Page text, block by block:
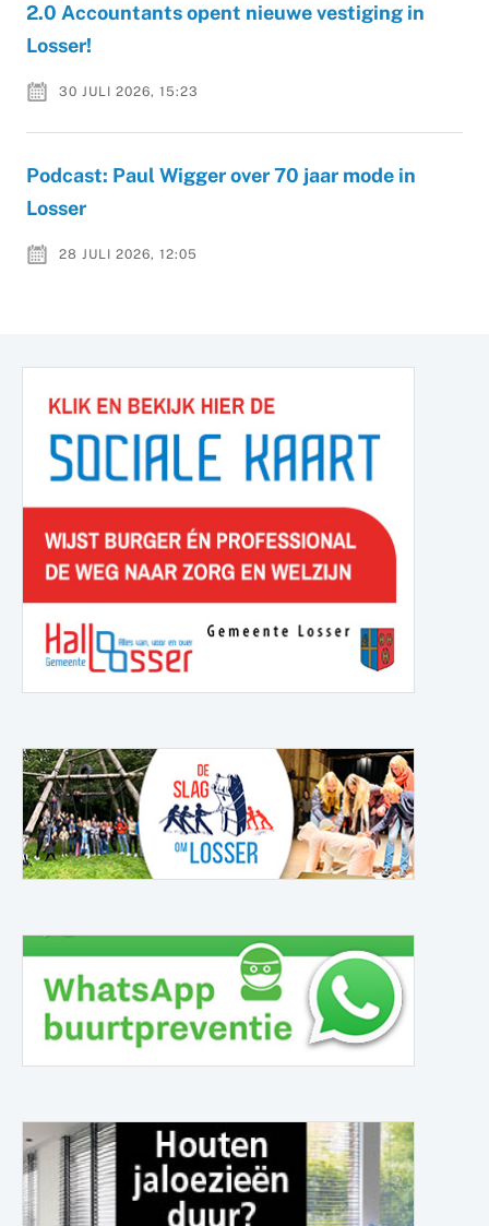
2.0 Accountants opent nieuwe vestiging in
Losser!
30 JULI 2026, 15:23
Podcast: Paul Wigger over 70 jaar mode in
Losser
28 JULI 2026, 12:05